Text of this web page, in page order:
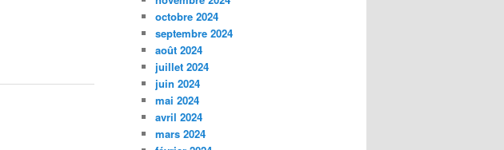
octobre 2024
septembre 2024
août 2024
juillet 2024
juin 2024
mai 2024
avril 2024
mars 2024